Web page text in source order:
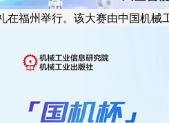
在福州举行。该大赛由中国机